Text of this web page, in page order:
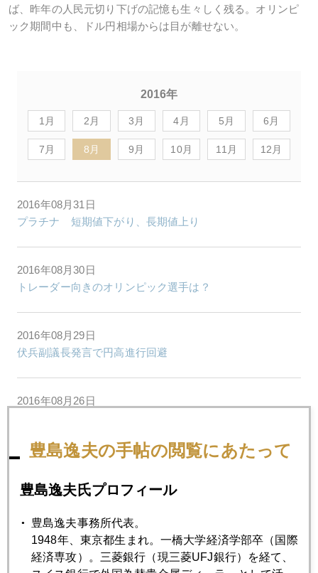
ば、昨年の人民元切り下げの記憶も生々しく残る。オリンピ
ック期間中も、ドル円相場からは目が離せない。
2016年
1月 2月 3月 4月 5月 6月
7月 8月 9月 10月 11月 12月
2016年08月31日
プラチナ 短期値下がり、長期値上り
2016年08月30日
トレーダー向きのオリンピック選手は？
2016年08月29日
伏兵副議長発言で円高進行回避
2016年08月26日
最近読んだ本
2016年08月24日
高額品爆買いの波は英国へ移った
豊島逸夫の手帖の閲覧にあたって
豊島逸夫氏プロフィール
豊島逸夫事務所代表。
1948年、東京都生まれ。一橋大学経済学部卒（国際
経済専攻）。三菱銀行（現三菱UFJ銀行）を経て、